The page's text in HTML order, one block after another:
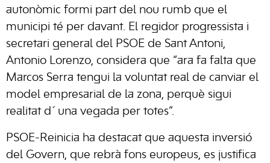
autonòmic formi part del nou rumb que el
municipi té per davant. El regidor progressista i
secretari general del PSOE de Sant Antoni,
Antonio Lorenzo, considera que “ara fa falta que
Marcos Serra tengui la voluntat real de canviar el
model empresarial de la zona, perquè sigui
realitat d´una vegada per totes”.
PSOE-Reinicia ha destacat que aquesta inversió
del Govern, que rebrà fons europeus, es justifica